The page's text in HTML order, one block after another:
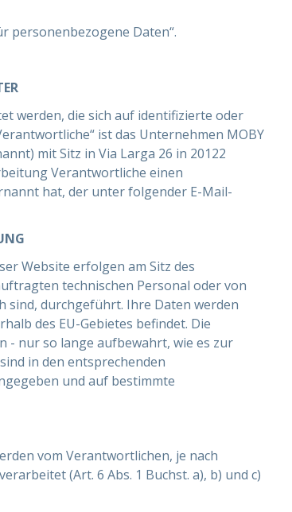
personenbezogene Daten“.
werden, die sich auf identifizierte oder
ist das Unternehmen MOBY
mit Sitz in Via Larga 26 in 20122
Verantwortliche einen
hat, der unter folgender E-Mail-
Website erfolgen am Sitz des
technischen Personal oder von
sind, durchgeführt. Ihre Daten werden
des EU-Gebietes befindet. Die
- nur so lange aufbewahrt, wie es zur
in den entsprechenden
und auf bestimmte
vom Verantwortlichen, je nach
(Art. 6 Abs. 1 Buchst. a), b) und c)